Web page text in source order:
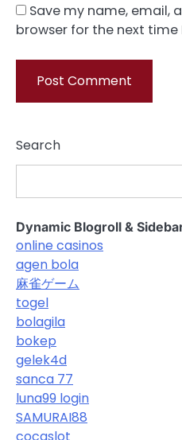
Save my name, email,
browser for the next
Search
Dynamic Blogroll &
online casinos
agen bola
麻雀ゲーム
togel
bolagila
bokep
gelek4d
sanca 77
luna99 login
SAMURAI88
cocaslot